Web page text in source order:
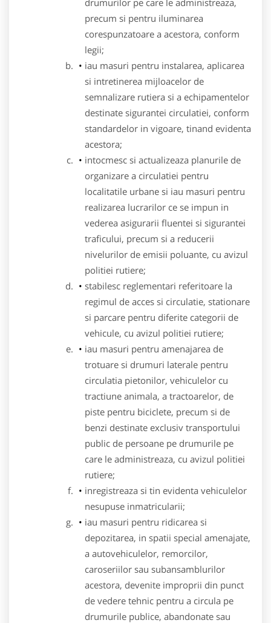
precum si pentru iluminarea
corespunzatoare a acestora, conform
legii;
iau masuri pentru instalarea, aplicarea
si intretinerea mijloacelor de
semnalizare rutiera si a echipamentelor
destinate sigurantei circulatiei, conform
standardelor in vigoare, tinand evidenta
acestora;
intocmesc si actualizeaza planurile de
organizare a circulatiei pentru
localitatile urbane si iau masuri pentru
realizarea lucrarilor ce se impun in
vederea asigurarii fluentei si sigurantei
traficului, precum si a reducerii
nivelurilor de emisii poluante, cu avizul
politiei rutiere;
stabilesc reglementari referitoare la
regimul de acces si circulatie, stationare
si parcare pentru diferite categorii de
vehicule, cu avizul politiei rutiere;
iau masuri pentru amenajarea de
trotuare si drumuri laterale pentru
circulatia pietonilor, vehiculelor cu
tractiune animala, a tractoarelor, de
piste pentru biciclete, precum si de
benzi destinate exclusiv transportului
public de persoane pe drumurile pe
care le administreaza, cu avizul politiei
rutiere;
inregistreaza si tin evidenta vehiculelor
nesupuse inmatricularii;
iau masuri pentru ridicarea si
depozitarea, in spatii special amenajate,
a autovehiculelor, remorcilor,
caroseriilor sau subansamblurilor
acestora, devenite improprii din punct
de vedere tehnic pentru a circula pe
drumurile publice, abandonate sau